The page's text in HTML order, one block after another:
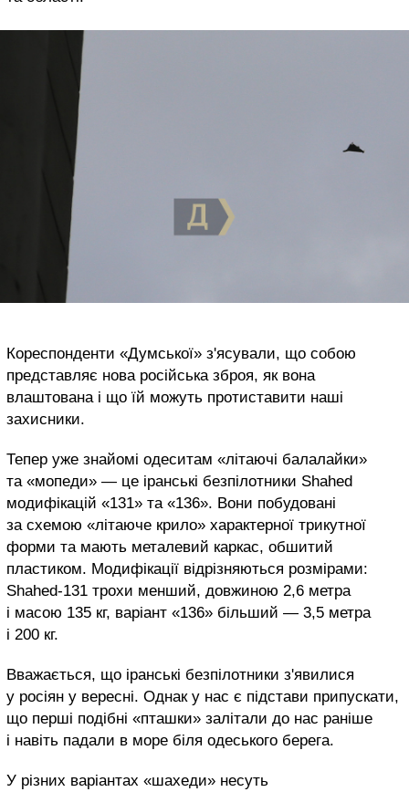
Кореспонденти «Думської» з'ясували, що собою
представляє нова російська зброя, як вона
влаштована і що їй можуть протиставити наші
захисники.
Тепер уже знайомі одеситам «літаючі балалайки»
та «мопеди» — це іранські безпілотники Shahed
модифікацій «131» та «136». Вони побудовані
за схемою «літаюче крило» характерної трикутної
форми та мають металевий каркас, обшитий
пластиком. Модифікації відрізняються розмірами:
Shahed-131 трохи менший, довжиною 2,6 метра
і масою 135 кг, варіант «136» більший — 3,5 метра
і 200 кг.
Вважається, що іранські безпілотники з'явилися
у росіян у вересні. Однак у нас є підстави припускати,
що перші подібні «пташки» залітали до нас раніше
і навіть падали в море біля одеського берега.
У різних варіантах «шахеди» несуть